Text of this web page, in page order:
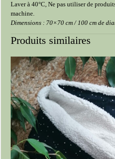
Laver à 40°C, Ne pas utiliser de
machine.
Dimensions : 70×70 cm / 100 cm de
Produits similaires